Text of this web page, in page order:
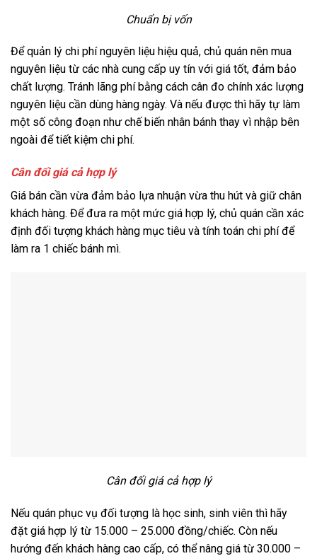
Chuẩn bị vốn
Để quản lý chi phí nguyên liệu hiệu quả, chủ quán nên mua
nguyên liệu từ các nhà cung cấp uy tín với giá tốt, đảm bảo
chất lượng. Tránh lãng phí bằng cách cân đo chính xác lượng
nguyên liệu cần dùng hàng ngày. Và nếu được thì hãy tự làm
một số công đoạn như chế biến nhân bánh thay vì nhập bên
ngoài để tiết kiệm chi phí.
Cân đối giá cả hợp lý
Giá bán cần vừa đảm bảo lựa nhuận vừa thu hút và giữ chân
khách hàng. Để đưa ra một mức giá hợp lý, chủ quán cần xác
định đối tượng khách hàng mục tiêu và tính toán chi phí để
làm ra 1 chiếc bánh mì.
Cân đối giá cả hợp lý
Nếu quán phục vụ đối tượng là học sinh, sinh viên thì hãy
đặt giá hợp lý từ 15.000 – 25.000 đồng/chiếc. Còn nếu
hướng đến khách hàng cao cấp, có thể nâng giá từ 30.000 –